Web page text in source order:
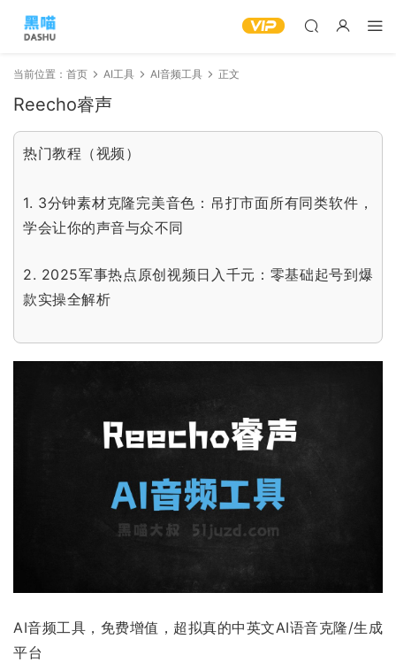
当前位置： 首页 AI工具 AI音频工具 正文
Reecho睿声
热门教程（视频）
1. 3分钟素材克隆完美音色：吊打市面所有同类软件，
学会让你的声音与众不同
2. 2025军事热点原创视频日入千元：零基础起号到爆
款实操全解析
AI音频工具，免费增值，超拟真的中英文AI语音克隆/生成
平台